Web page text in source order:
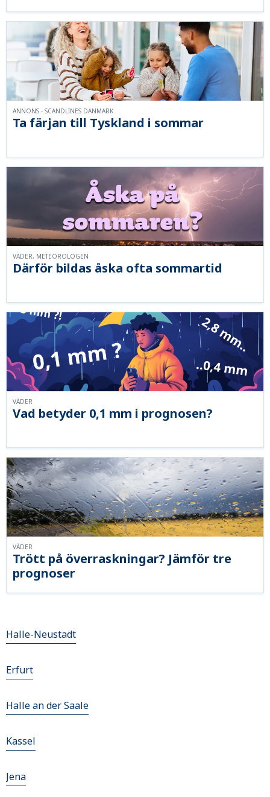
Ta färjan till Tyskland i sommar
ANNONS - SCANDLINES DANMARK
Därför bildas åska ofta sommartid
VÄDER, METEOROLOGEN
Vad betyder 0,1 mm i prognosen?
VÄDER
Trött på överraskningar? Jämför tre
prognoser
VÄDER
Halle-Neustadt
Erfurt
Halle an der Saale
Kassel
Jena